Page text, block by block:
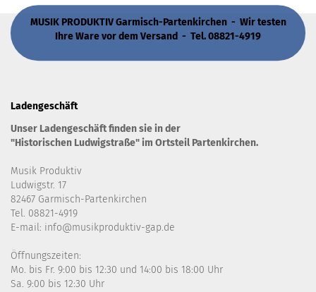
MUSIK PRODUKTIV Garmisch-Partenkirchen - Wir testen
Ihre Ware vor dem Versand - Tel. 08821-4919
Ladengeschäft
Unser Ladengeschäft finden sie in der
"Historischen Ludwigstraße" im Ortsteil Partenkirchen.
Musik Produktiv
Ludwigstr. 17
82467 Garmisch-Partenkirchen
Tel. 08821-4919
E-mail: info@musikproduktiv-gap.de
Öffnungszeiten:
Mo. bis Fr. 9:00 bis 12:30 und 14:00 bis 18:00 Uhr
Sa. 9:00 bis 12:30 Uhr